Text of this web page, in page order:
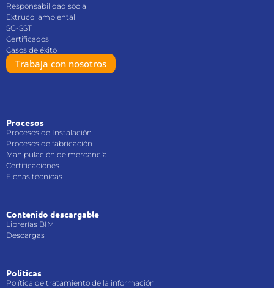
Responsabilidad social
Extrucol ambiental
SG-SST
Certificados
Casos de éxito
Trabaja con nosotros
Procesos
Procesos de Instalación
Procesos de fabricación
Manipulación de mercancía
Certificaciones
Fichas técnicas
Contenido descargable
Librerías BIM
Descargas
Políticas
Política de tratamiento de la información